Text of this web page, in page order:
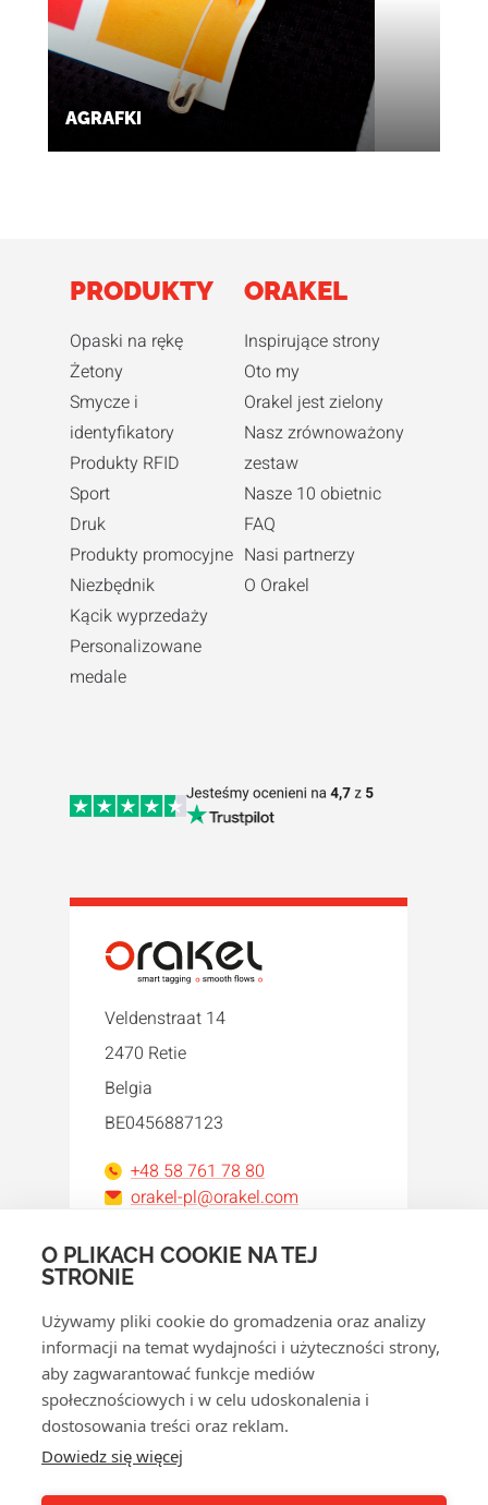
O PLIKACH COOKIE NA TEJ
STRONIE
Używamy pliki cookie do gromadzenia oraz analizy
informacji na temat wydajności i użyteczności strony,
aby zagwarantować funkcje mediów
społecznościowych i w celu udoskonalenia i
dostosowania treści oraz reklam.
Dowiedz się więcej
AGRAFKI
PRODUKTY
Opaski na rękę
Żetony
Smycze i
identyfikatory
Produkty RFID
Sport
Druk
Produkty promocyjne
Niezbędnik
Kącik wyprzedaży
Personalizowane
medale
ORAKEL
Inspirujące strony
Oto my
Orakel jest zielony
Nasz zrównoważony
zestaw
Nasze 10 obietnic
FAQ
Nasi partnerzy
O Orakel
Veldenstraat 14
2470 Retie
Belgia
BE0456887123
+48 58 761 78 80
orakel-pl@orakel.com
FacebookInstagram
LinkedInWhatsApp
YouTube